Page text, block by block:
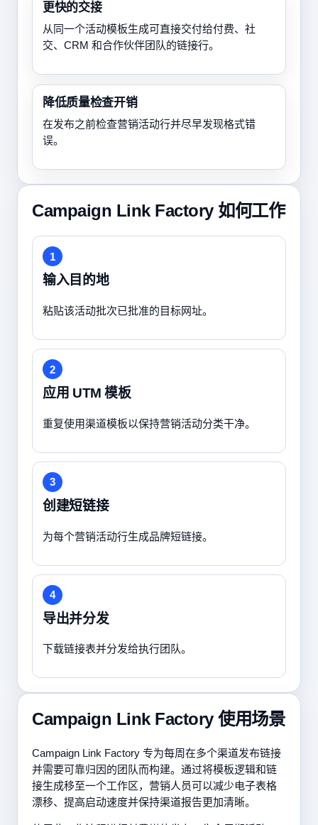
更快的交接
从同一个活动模板生成可直接交付给付费、社
交、CRM 和合作伙伴团队的链接行。
降低质量检查开销
在发布之前检查营销活动行并尽早发现格式错
误。
Campaign Link Factory 如何工作
1
输入目的地
粘贴该活动批次已批准的目标网址。
2
应用 UTM 模板
重复使用渠道模板以保持营销活动分类干净。
3
创建短链接
为每个营销活动行生成品牌短链接。
4
导出并分发
下载链接表并分发给执行团队。
Campaign Link Factory 使用场景
Campaign Link Factory 专为每周在多个渠道发布链接
并需要可靠归因的团队而构建。通过将模板逻辑和链
接生成移至一个工作区，营销人员可以减少电子表格
漂移、提高启动速度并保持渠道报告更加清晰。